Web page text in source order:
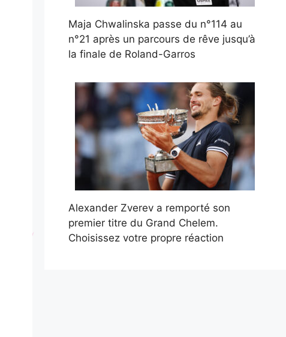
Maja Chwalinska passe du n°114 au
n°21 après un parcours de rêve jusqu’à
la finale de Roland-Garros
Alexander Zverev a remporté son
premier titre du Grand Chelem.
Choisissez votre propre réaction